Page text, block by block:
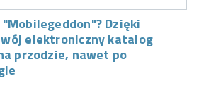
Dzięki
elektroniczny katalog
przodzie, nawet po